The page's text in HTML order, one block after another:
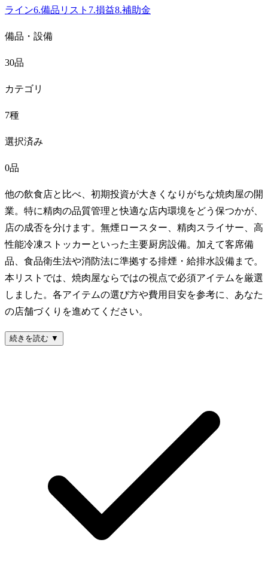
ライン6.備品リスト 7.損益8.補助金
備品・設備
30品
カテゴリ
7種
選択済み
0品
他の飲食店と比べ、初期投資が大きくなりがちな焼肉屋の開
業。特に精肉の品質管理と快適な店内環境をどう保つかが、
店の成否を分けます。無煙ロースター、精肉スライサー、高
性能冷凍ストッカーといった主要厨房設備。加えて客席備
品、食品衛生法や消防法に準拠する排煙・給排水設備まで。
本リストでは、焼肉屋ならではの視点で必須アイテムを厳選
しました。各アイテムの選び方や費用目安を参考に、あなた
の店舗づくりを進めてください。
続きを読む ▼